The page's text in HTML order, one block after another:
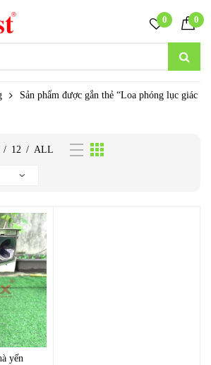
0 0
Sản phẩm được gắn thẻ “Loa phóng lục giác
/ 12 / ALL
yến